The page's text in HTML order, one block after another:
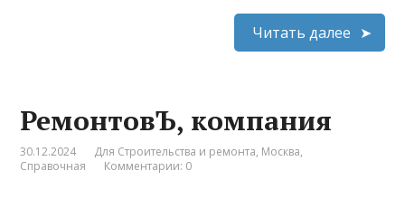
Читать далее
РемонтовЪ, компания
30.12.2024 Для Строительства и ремонта, Москва,
Справочная
Комментарии: 0